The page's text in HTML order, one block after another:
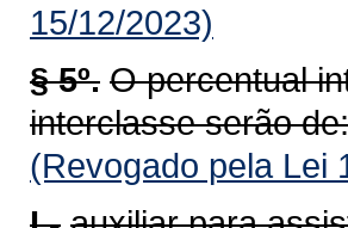
15/12/2023)
§ 5º. O percentual
interclasse serão de:
(Revogado pela Lei